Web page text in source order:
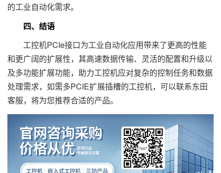
的工业自动化需求。
四、结语
工控机PCIe接口为工业自动化应用带来了更高的性能
和更广阔的扩展性，其高速数据传输、灵活的配置和升级以
及多功能扩展功能，助力工控机应对复杂的控制任务和数据
处理需求，如需多PCIE扩展插槽的工控机，可以联系东田
客服，将为您推荐合适的产品。